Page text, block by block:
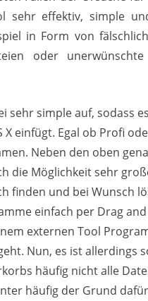
sehr effektiv, simple
in Form von
oder
sehr simple auf, sodass
X einfügt. Egal ob Profi
Neben den oben
die Möglichkeit sehr
finden und bei Wunsch
einfach per Drag
externen Tool
Nun, es ist allerdings
häufig nicht alle
häufig der Grund